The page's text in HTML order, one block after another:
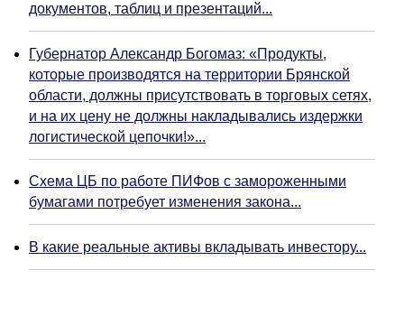
документов, таблиц и презентаций...
Губернатор Александр Богомаз: «Продукты,
которые производятся на территории Брянской
области, должны присутствовать в торговых сетях,
и на их цену не должны накладывались издержки
логистической цепочки!»...
Схема ЦБ по работе ПИФов с замороженными
бумагами потребует изменения закона...
В какие реальные активы вкладывать инвестору...